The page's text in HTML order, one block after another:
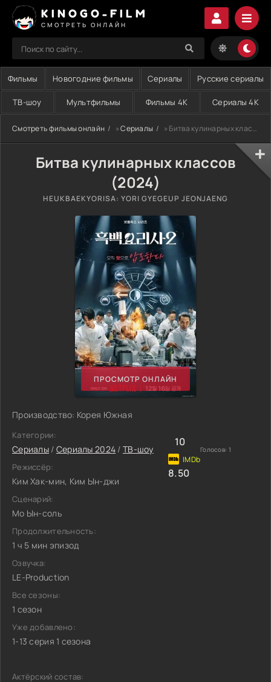
KINOGO-FILM
СМОТРЕТЬ ОНЛАЙН
Фильмы Новогодние фильмы Сериалы Русские сериалы
ТВ-шоу Мультфильмы Фильмы 4K Сериалы 4K
Смотреть фильмы онлайн »Сериалы » Битва кулинарных классов (2024)
Битва кулинарных классов
(2024)
HEUKBAEKYORISA: YORI GYEGEUP JEONJAENG
ПРОСМОТР ОНЛАЙН
Производство: Корея Южная
Категории:
Сериалы/ Сериалы 2024 /ТВ-шоу
Режиссёр:
Ким Хак-мин, Ким Ын-джи
Сценарий:
Мо Ын-соль
Продолжительность:
1 ч 5 мин эпизод
Озвучка:
LE-Production
Все сезоны:
1 сезон
Уже добавлено:
1-13 серия 1 сезона
10
Голосов: 1
8.50
Актёрский состав: